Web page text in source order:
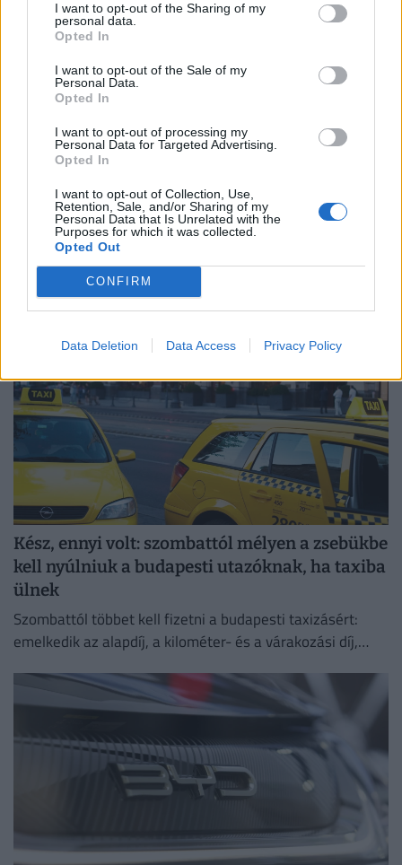
I want to opt-out of the Sharing of my
personal data.
Opted In
I want to opt-out of the Sale of my
Personal Data.
Opted In
I want to opt-out of processing my
Personal Data for Targeted Advertising.
Opted In
I want to opt-out of Collection, Use,
Retention, Sale, and/or Sharing of my
Personal Data that Is Unrelated with the
Purposes for which it was collected.
Opted Out
CONFIRM
Data Deletion Data Access Privacy Policy
Kiderült, ennyibe kellene most kerülnie a
benzinnek, gázolajnak a kutakon: sokkot
kaphatnak az autósok, ha bekövetkezik
Kedden a benzinkutak kiskereskedelmi áraiba is beépült
a nagykereskedelmi drágulás
Kész, ennyi volt: szombattól mélyen a zsebükbe
kell nyúlniuk a budapesti utazóknak, ha taxiba
ülnek
Szombattól többet kell fizetni a budapesti taxizásért:
emelkedik az alapdíj, a kilométer- és a várakozási díj,